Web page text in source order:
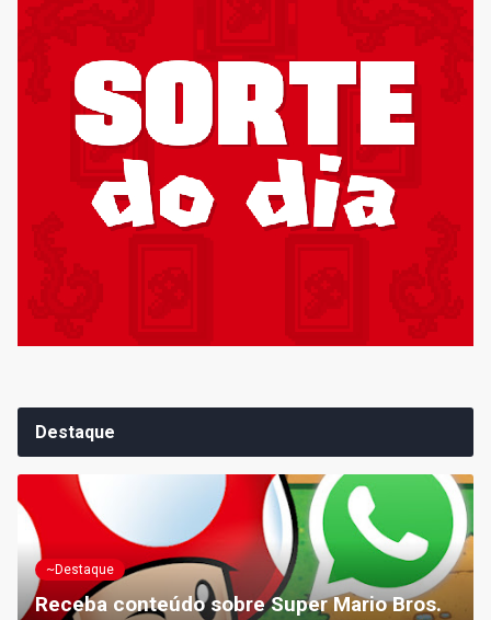
Destaque
~Destaque
Receba conteúdo sobre Super Mario Bros.